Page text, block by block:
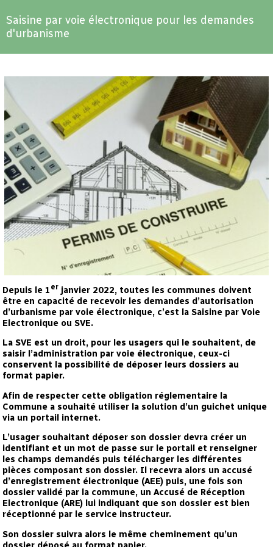
Saisine par voie électronique pour les demandes
d'urbanisme
Depuis le 1 er janvier 2022, toutes les communes doivent
être en capacité de recevoir les demandes d’autorisation
d’urbanisme par voie électronique, c’est la Saisine par Voie
Electronique ou SVE.
La SVE est un droit, pour les usagers qui le souhaitent, de
saisir l’administration par voie électronique, ceux-ci
conservent la possibilité de déposer leurs dossiers au
format papier.
Afin de respecter cette obligation réglementaire la
Commune a souhaité utiliser la solution d’un guichet unique
via un portail internet.
L’usager souhaitant déposer son dossier devra créer un
identifiant et un mot de passe sur le portail et renseigner
les champs demandés puis télécharger les différentes
pièces composant son dossier. Il recevra alors un accusé
d’enregistrement électronique (AEE) puis, une fois son
dossier validé par la commune, un Accusé de Réception
Electronique (ARE) lui indiquant que son dossier est bien
réceptionné par le service instructeur.
Son dossier suivra alors le même cheminement qu’un